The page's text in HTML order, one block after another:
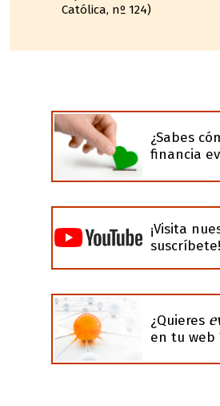
Católica, nº 124)
¿Sabes
financia
¡Visita
suscríbete!
¿Quieres
en tu web